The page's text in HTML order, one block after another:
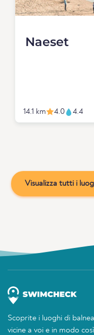
Naeset
14.1 km 4.0 4.4
Visualizza tutti i
Scoprite i luoghi di
vicine a voi e in modo